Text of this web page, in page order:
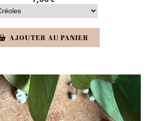
AJOUTER AU PANIER